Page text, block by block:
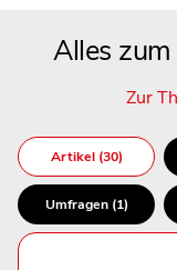
Alles
Zur
Artikel (30)
Umfragen (1)